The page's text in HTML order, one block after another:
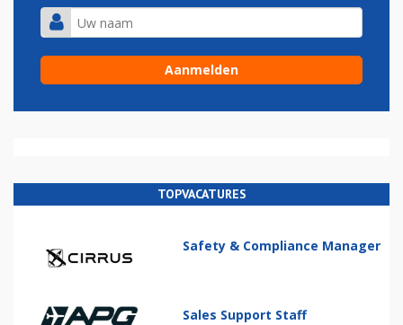
TOPVACATURES
Safety & Compliance Manager
Sales Support Staff